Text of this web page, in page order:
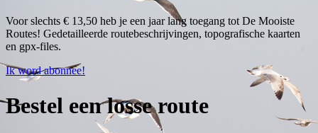
Voor slechts € 13,50 heb je een jaar lang toegang tot De Mooiste
Routes! Gedetailleerde routebeschrijvingen, topografische kaarten
en gpx-files.
Ik word abonnee!
Bestel een losse route